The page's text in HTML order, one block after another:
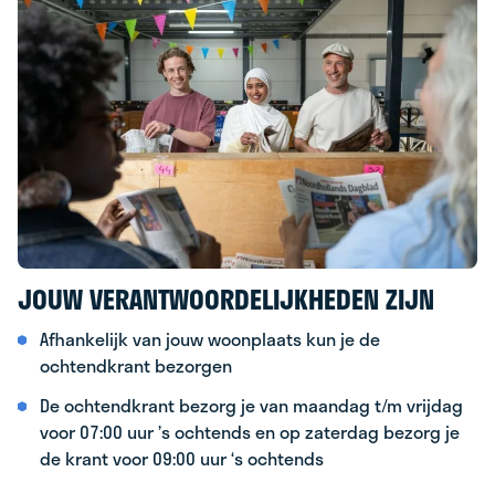
JOUW VERANTWOORDELIJKHEDEN ZIJN
Afhankelijk van jouw woonplaats kun je de
ochtendkrant bezorgen
De ochtendkrant bezorg je van maandag t/m vrijdag
voor 07:00 uur ’s ochtends en op zaterdag bezorg je
de krant voor 09:00 uur ‘s ochtends